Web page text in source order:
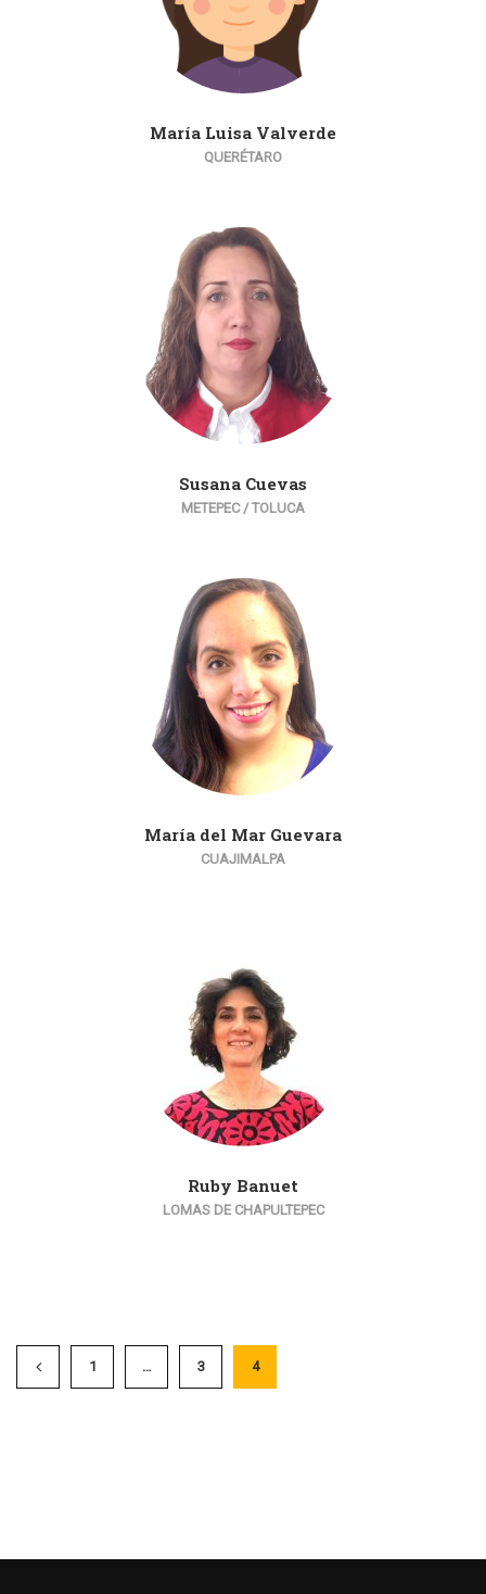
María Luisa Valverde
QUERÉTARO
Susana Cuevas
METEPEC / TOLUCA
María del Mar Guevara
CUAJIMALPA
Ruby Banuet
LOMAS DE CHAPULTEPEC
1 … 3 4